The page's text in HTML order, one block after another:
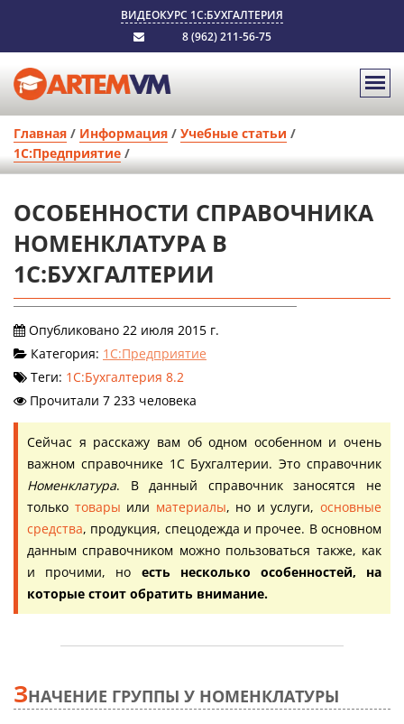
ВИДЕОКУРС 1С:БУХГАЛТЕРИЯ
8 (962) 211-56-75
Главная / Информация / Учебные статьи /
1С:Предприятие /
ОСОБЕННОСТИ СПРАВОЧНИКА
НОМЕНКЛАТУРА В
1С:БУХГАЛТЕРИИ
Опубликовано 22 июля 2015 г.
Категория: 1С:Предприятие
Теги: 1С:Бухгалтерия 8.2
Прочитали 7 233 человека
Сейчас я расскажу вам об одном особенном и очень
важном справочнике 1С Бухгалтерии. Это справочник
Номенклатура. В данный справочник заносятся не
только товары или материалы, но и услуги,основные
средства, продукция, спецодежда и прочее. В основном
данным справочником можно пользоваться также, как
и прочими, но есть несколько особенностей, на
которые стоит обратить внимание.
ЗНАЧЕНИЕ ГРУППЫ У НОМЕНКЛАТУРЫ